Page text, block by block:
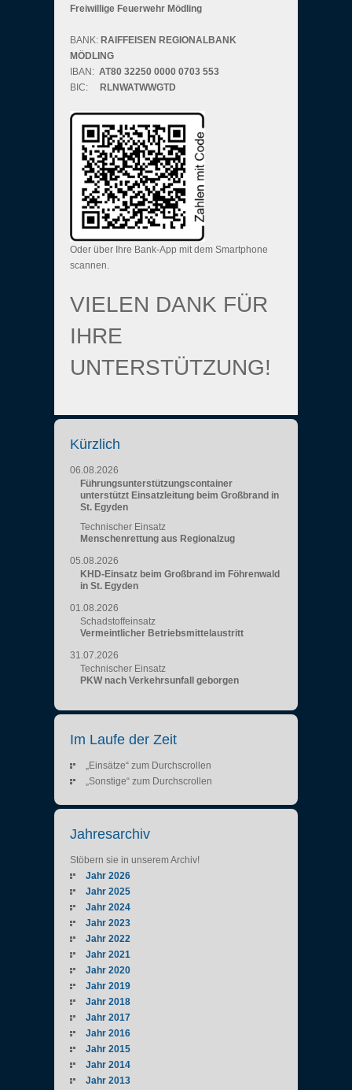
Freiwillige Feuerwehr Mödling
BANK: RAIFFEISEN REGIONALBANK
MÖDLING
IBAN: AT80 32250 0000 0703 553
BIC: RLNWATWWGTD
Oder über Ihre Bank-App mit dem Smartphone
scannen.
VIELEN DANK FÜR
IHRE
UNTERSTÜTZUNG!
Kürzlich
06.08.2026
Führungsunterstützungscontainer
unterstützt Einsatzleitung beim Großbrand in
St. Egyden
Technischer Einsatz
Menschenrettung aus Regionalzug
05.08.2026
KHD-Einsatz beim Großbrand im Föhrenwald
in St. Egyden
01.08.2026
Schadstoffeinsatz
Vermeintlicher Betriebsmittelaustritt
31.07.2026
Technischer Einsatz
PKW nach Verkehrsunfall geborgen
Im Laufe der Zeit
„Einsätze“ zum Durchscrollen
„Sonstige“ zum Durchscrollen
Jahresarchiv
Stöbern sie in unserem Archiv!
Jahr 2026
Jahr 2025
Jahr 2024
Jahr 2023
Jahr 2022
Jahr 2021
Jahr 2020
Jahr 2019
Jahr 2018
Jahr 2017
Jahr 2016
Jahr 2015
Jahr 2014
Jahr 2013